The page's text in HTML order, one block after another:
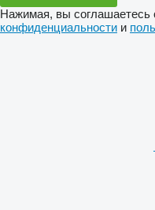
Нажимая, вы соглашаетесь
конфиденциальности и